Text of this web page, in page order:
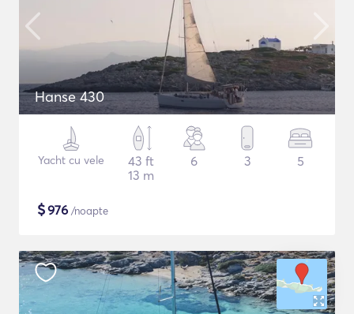
Hanse 430
Yacht cu vele
43 ft
13 m
6 3 5
$976 /noapte